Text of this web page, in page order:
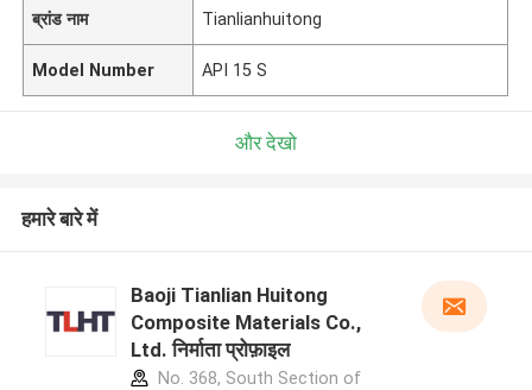
ब्रांड नाम Tianlianhuitong
Model Number API 15 S
और देखो
हमारे बारे में
Baoji Tianlian Huitong
Composite Materials Co.,
Ltd. निर्माता प्रोफ़ाइल
No. 368, South Section of